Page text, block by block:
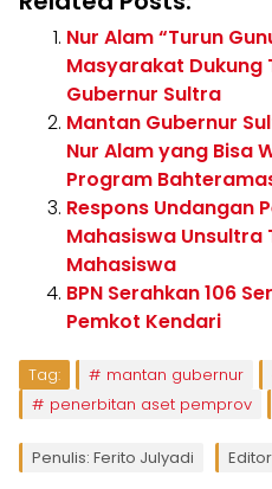
Nur Alam “Turun
Masyarakat Dukung
Gubernur Sultra
Mantan Gubernur
Nur Alam yang Bisa
Program
Respons Undangan
Mahasiswa Unsultra
Mahasiswa
BPN Serahkan 106
Pemkot Kendari
Tag: mantan gubernur
penerbitan aset pemprov
Penulis: Ferito Julyadi